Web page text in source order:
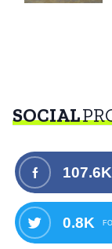
SOCIAL
107.6K
0.8K